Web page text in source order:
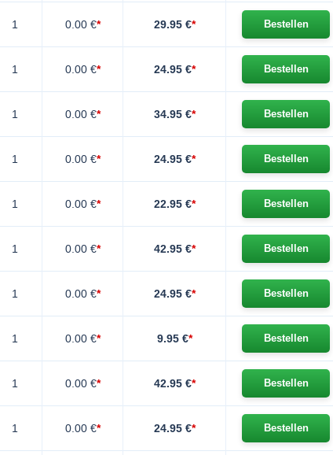
1 0.00 €* 29.95 €* Bestellen
1 0.00 €* 24.95 €* Bestellen
1 0.00 €* 34.95 €* Bestellen
1 0.00 €* 24.95 €* Bestellen
1 0.00 €* 22.95 €* Bestellen
1 0.00 €* 42.95 €* Bestellen
1 0.00 €* 24.95 €* Bestellen
1 0.00 €* 9.95 €* Bestellen
1 0.00 €* 42.95 €* Bestellen
1 0.00 €* 24.95 €* Bestellen